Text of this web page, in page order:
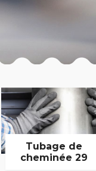
Tubage de
cheminée 29